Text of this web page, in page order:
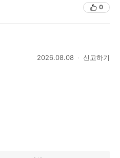
0
2026.08.08 신고하기